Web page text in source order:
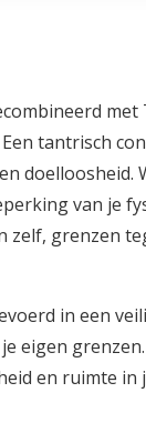
met
tantrisch
doelloosheid.
van je
zelf, grenzen
in een
eigen
en ruimte in